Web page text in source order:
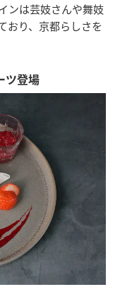
ンは芸妓さんや舞妓
おり、京都らしさを
ツ登場